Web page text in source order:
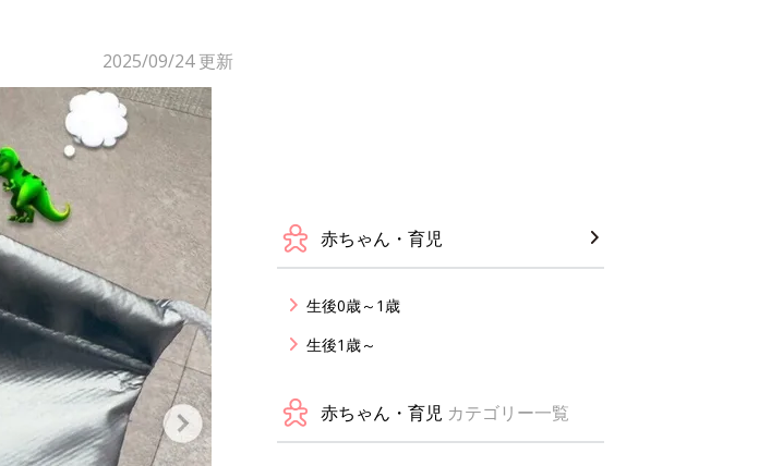
2025/09/24更新
赤ちゃん・育児
生後0歳～1歳
生後1歳～
赤ちゃん・育児 カテゴリー一覧